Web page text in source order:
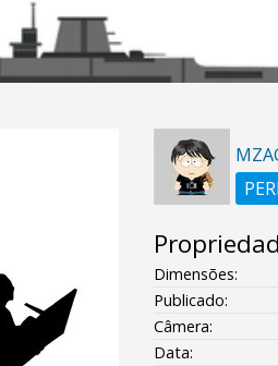
Dimensões:
Publicado:
Câmera:
Data: